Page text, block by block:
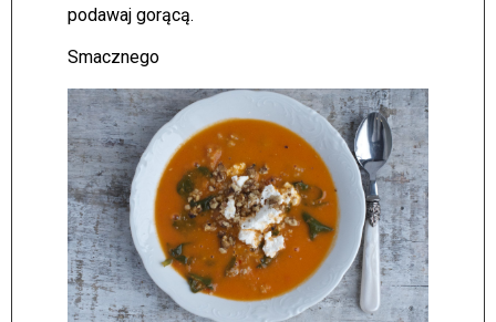
podawaj gorącą.
Smacznego